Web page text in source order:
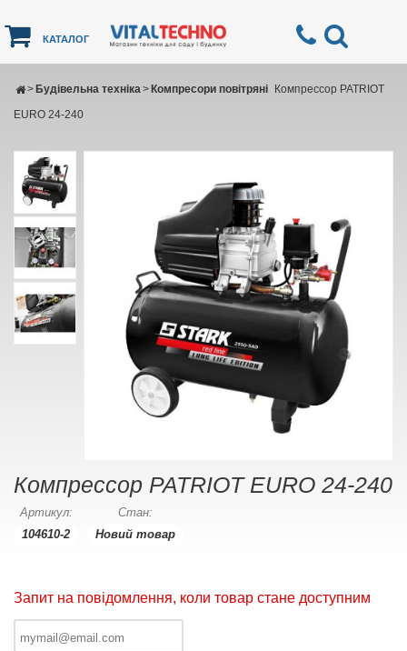
КАТАЛОГ
Будівельна техніка
> Компресори повітряні
>
Компрессор PATRIOT
EURO 24-240
Компрессор PATRIOT EURO 24-240
Артикул:
104610-2
Стан:
Новий товар
Запит на повідомлення, коли товар стане доступним